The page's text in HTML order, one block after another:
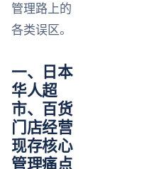
管理路上的
各类误区。
一、日本
华人超
市、百货
门店经营
现存核心
管理痛点